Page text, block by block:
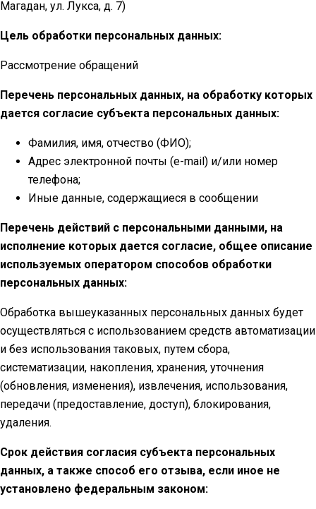
Магадан, ул. Лукса, д. 7)
Цель обработки персональных данных:
Рассмотрение обращений
Перечень персональных данных, на обработку которых
дается согласие субъекта персональных данных:
Фамилия, имя, отчество (ФИО);
Адрес электронной почты (e-mail) и/или номер
телефона;
Иные данные, содержащиеся в сообщении
Перечень действий с персональными данными, на
исполнение которых дается согласие, общее описание
используемых оператором способов обработки
персональных данных:
Обработка вышеуказанных персональных данных будет
осуществляться с использованием средств автоматизации
и без использования таковых, путем сбора,
систематизации, накопления, хранения, уточнения
(обновления, изменения), извлечения, использования,
передачи (предоставление, доступ), блокирования,
удаления.
Срок действия согласия субъекта персональных
данных, а также способ его отзыва, если иное не
установлено федеральным законом: